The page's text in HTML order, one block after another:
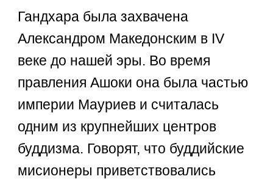
Гандхара была захвачена
Александром Македонским в IV
веке до нашей эры. Во время
правления Ашоки она была частью
империи Мауриев и считалась
одним из крупнейших центров
буддизма. Говорят, что буддийские
мисионеры приветствовались